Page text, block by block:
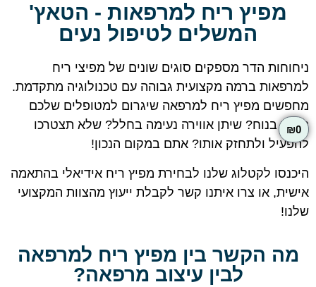
מפיץ ריח למרפאות - הטאץ'
המשלים לטיפול נעים
ניחוחות הדר מספקים סוגים שונים של מפיצי ריח
למרפאות ברמה מקצועית גבוהה עם טכנולוגיה מתקדמת.
מחפשים מפיץ ריח למרפאה שיגרום למטופלים שלכם
לחוש בנוח? שיתן אווירה נעימה בחלל? שלא תצטרכו
להפעיל ולתחזק אותו? אתם במקום הנכון!
היכנסו לקטלוג שלנו לבחירת מפיץ ריח אידיאלי בהתאמה
אישית, או צרו איתנו קשר לקבלת ייעוץ מהצוות המקצועי
שלנו!
מה הקשר בין מפיץ ריח למרפאה
לבין עיצוב מרפאה?
₪0